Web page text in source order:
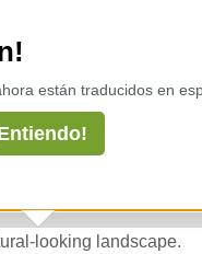
looking landscape.
están traducidos en